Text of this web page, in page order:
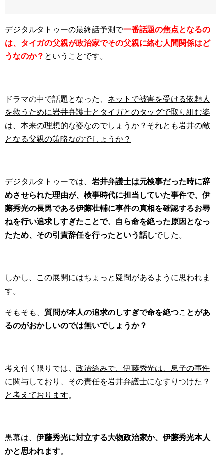
デジタルタトゥーの最終話予測で一番話題の焦点となるの
は、タイガの父親が政治家でその父親に絡む人間関係はど
うなのか？ ということです。
ドラマの中で話題となった、 ネットで被害を受ける依頼人
を救うために岩井弁護士とタイガとのタッグで取り組む姿
は、本来の理想的な姿なのでしょうか？それとも岩井の敵
となる父親の策略なのでしょうか？
デジタルタトゥーでは、 岩井弁護士は元検事だった時に辞
めさせられた理由が、検事時代に担当していた事件で、伊
藤秀光の長男である伊藤壮輔に事件の真相を確認するお尋
ねを行い追求しすぎたことで、自ら命を絶った原因となっ
たため、その引責辞任を行ったという話しでした。
しかし、この展開にはちょっと疑問があるように思われま
す。
そもそも、 質問が本人の追求のしすぎで命を絶つことがあ
るのがおかしいのでは無いでしょうか？
考え付く限りでは、 政治絡みで、伊藤秀光は、息子の事件
に関与しており、その責任を岩井弁護士になすりつけた？
と考えております。
黒幕は、 伊藤秀光に対立する大物政治家か、伊藤秀光本人
かと思われます。